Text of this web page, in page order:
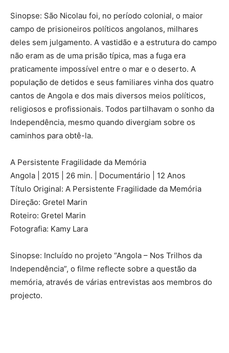
Sinopse: São Nicolau foi, no período colonial, o maior
campo de prisioneiros políticos angolanos, milhares
deles sem julgamento. A vastidão e a estrutura do campo
não eram as de uma prisão típica, mas a fuga era
praticamente impossível entre o mar e o deserto. A
população de detidos e seus familiares vinha dos quatro
cantos de Angola e dos mais diversos meios políticos,
religiosos e profissionais. Todos partilhavam o sonho da
Independência, mesmo quando divergiam sobre os
caminhos para obtê-la.
A Persistente Fragilidade da Memória
Angola | 2015 | 26 min. | Documentário | 12 Anos
Título Original: A Persistente Fragilidade da Memória
Direção: Gretel Marin
Roteiro: Gretel Marin
Fotografia: Kamy Lara
Sinopse: Incluído no projeto “Angola – Nos Trilhos da
Independência”, o filme reflecte sobre a questão da
memória, através de várias entrevistas aos membros do
projecto.